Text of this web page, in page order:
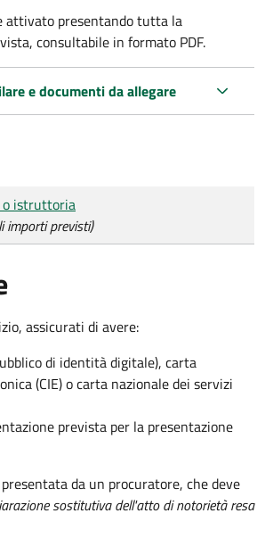
attivato presentando tutta la
consultabile in formato PDF.
e documenti da allegare
istruttoria
importi previsti)
assicurati di avere:
di identità digitale), carta
(CIE) o carta nazionale dei servizi
prevista per la presentazione
da un procuratore, che deve
sostitutiva dell'atto di notorietà resa